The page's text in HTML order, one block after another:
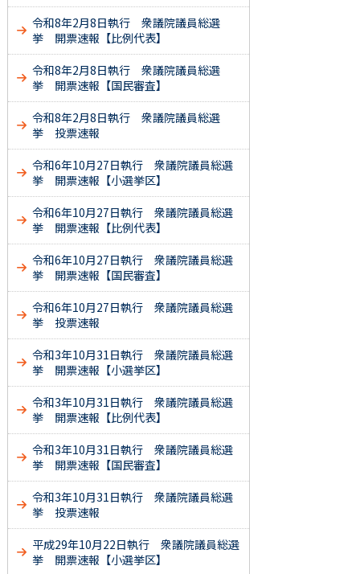
令和8年2月8日執行 衆議院議員総選
挙 開票速報【比例代表】
令和8年2月8日執行 衆議院議員総選
挙 開票速報【国民審査】
令和8年2月8日執行 衆議院議員総選
挙 投票速報
令和6年10月27日執行 衆議院議員総選
挙 開票速報【小選挙区】
令和6年10月27日執行 衆議院議員総選
挙 開票速報【比例代表】
令和6年10月27日執行 衆議院議員総選
挙 開票速報【国民審査】
令和6年10月27日執行 衆議院議員総選
挙 投票速報
令和3年10月31日執行 衆議院議員総選
挙 開票速報【小選挙区】
令和3年10月31日執行 衆議院議員総選
挙 開票速報【比例代表】
令和3年10月31日執行 衆議院議員総選
挙 開票速報【国民審査】
令和3年10月31日執行 衆議院議員総選
挙 投票速報
平成29年10月22日執行 衆議院議員総選
挙 開票速報【小選挙区】